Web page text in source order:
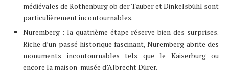
médiévales de Rothenburg ob der Tauber et Dinkelsbühl sont
particulièrement incontournables.
Nuremberg : la quatrième étape réserve bien des surprises.
Riche d’un passé historique fascinant, Nuremberg abrite des
monuments incontournables tels que le Kaiserburg ou
encore la maison-musée d’Albrecht Dürer.